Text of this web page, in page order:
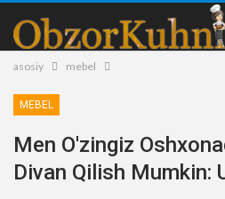
asosiy mebel
MEBEL
Men O'zingiz
Divan Qilish Mumkin: